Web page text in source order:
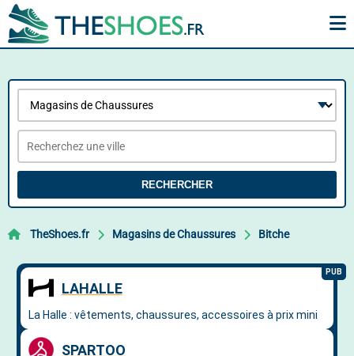
RECHERCHER
TheShoes.fr Magasins de Chaussures Bitche